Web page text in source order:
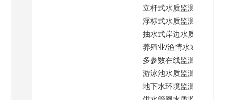
立杆式水质监测系统
浮标式水质监测系统
抽水式岸边水质监测
养殖业/渔情水域监测
多参数在线监测系统
游泳池水质监测系统
地下水环境监测